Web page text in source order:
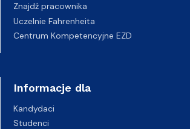
Znajdź pracownika
Uczelnie Fahrenheita
Centrum Kompetencyjne EZD
Informacje dla
Kandydaci
Studenci